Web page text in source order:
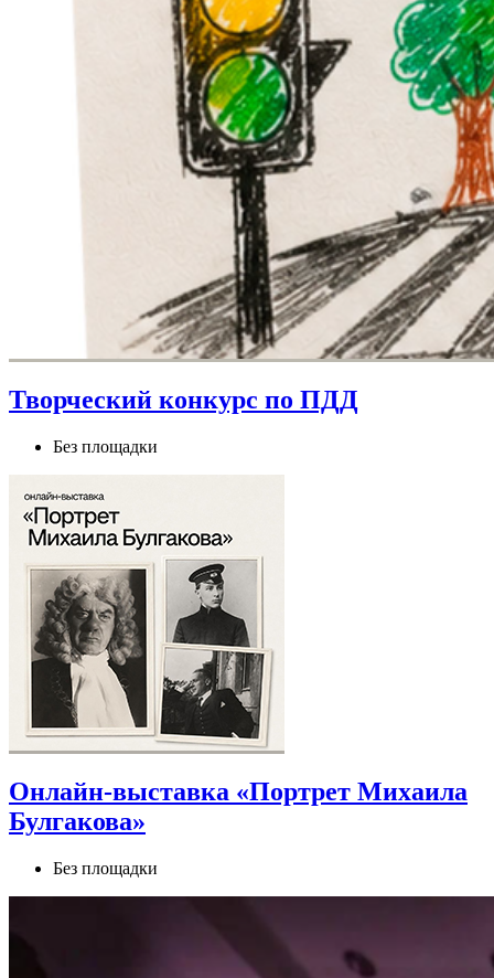
Творческий конкурс по ПДД
Без площадки
Онлайн‑выставка «Портрет Михаила
Булгакова»
Без площадки